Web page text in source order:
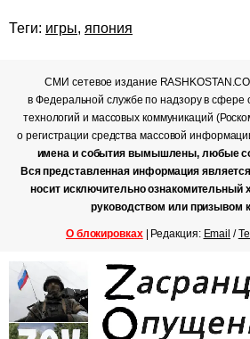
Теги: игры, япония
СМИ сетевое издание
в Федеральной службе по надзору в
технологий и массовых коммуникаций
о регистрации средства массовой
имена и события вымышлены, любые
Вся представленная информация
носит исключительно ознакомительный
руководством или призывом
О блокировках| Редакция: Email /